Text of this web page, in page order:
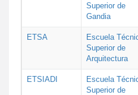
Superior de
Gandia
ETSA
Escuela
Superior de
Arquitectura
ETSIADI
Escuela
Superior de